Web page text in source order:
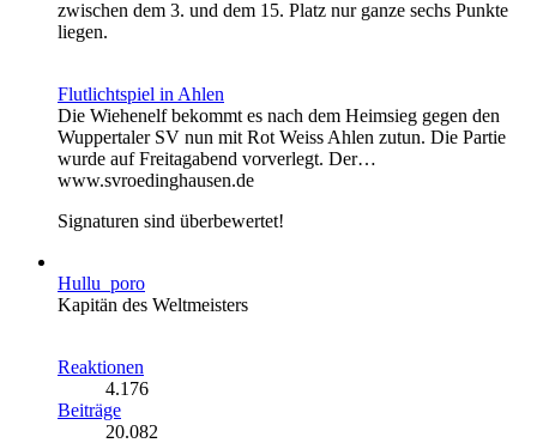
zwischen dem 3. und dem 15. Platz nur ganze sechs Punkte
liegen.
Flutlichtspiel in Ahlen
Die Wiehenelf bekommt es nach dem Heimsieg gegen den
Wuppertaler SV nun mit Rot Weiss Ahlen zutun. Die Partie
wurde auf Freitagabend vorverlegt. Der…
www.svroedinghausen.de
Signaturen sind überbewertet!
Hullu_poro
Kapitän des Weltmeisters
Reaktionen
4.176
Beiträge
20.082